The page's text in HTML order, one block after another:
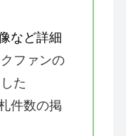
など詳細
ファンの
た
件数の掲